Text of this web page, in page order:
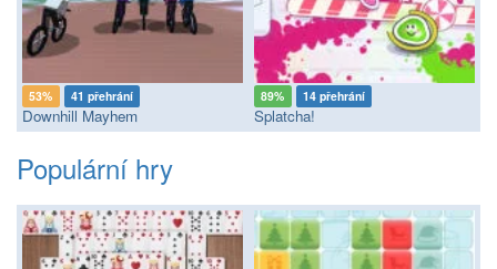
53% 41 přehrání
Downhill Mayhem
89% 14 přehrání
Splatcha!
Populární hry